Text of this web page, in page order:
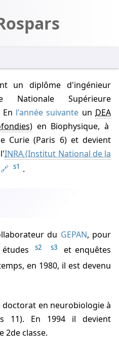
un diplôme d'ingénieur
Nationale Supérieure
l'année suivante un DEA
en Biophysique, à
Curie (Paris 6) et devient
INRA
s1 .
du GEPAN, pour
s2 s3 et enquêtes
en 1980, il est devenu
doctorat en neurobiologie à
11). En 1994 il devient
2de classe.